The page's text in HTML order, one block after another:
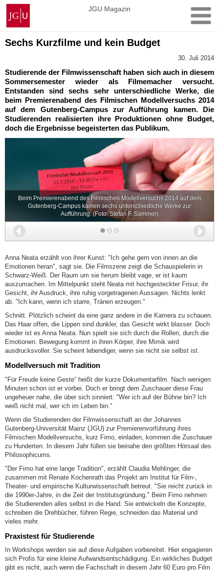
Zum
Inhalt
springen
Johannes
Gutenberg-
Universität
Mainz
JGU Magazin
Sechs Kurzfilme und kein Budget
30. Juli 2014
Studierende der Filmwissenschaft haben sich auch in diesem
Sommersemester wieder als Filmemacher versucht.
Entstanden sind sechs sehr unterschiedliche Werke, die
beim Premierenabend des Filmischen Modellversuchs 2014
auf dem Gutenberg-Campus zur Aufführung kamen. Die
Studierenden realisierten ihre Produktionen ohne Budget,
doch die Ergebnisse begeisterten das Publikum.
Beim Premierenabend des Filmischen Modellversuchs 2014 auf dem
Gutenberg-Campus kamen sechs unterschiedliche Werke zur
Aufführung. (Foto: Stefan F. Sämmer)
Zurück
Anna Neata erzählt von ihrer Kunst: "Ich gehe gern von innen an die
Emotionen heran", sagt sie. Die Filmszene zeigt die Schauspielerin in
Schwarz-Weiß. Der Raum um sie herum bleibt vage, er ist kaum
auszumachen. Im Mittelpunkt steht Neata mit hochgesteckter Frisur, ihr
Gesicht, ihr Ausdruck, ihre ruhig vorgetragenen Aussagen. Nichts lenkt
ab. "Ich kann, wenn ich starre, Tränen erzeugen."
Schnitt. Plötzlich scheint da eine ganz andere in die Kamera zu schauen.
Das Haar offen, die Lippen sind dunkler, das Gesicht wirkt blasser. Doch
wieder ist es Anna Neata. Nun spielt sie sich durch die Rollen, durch die
Emotionen. Bewegung kommt in ihren Körper, ihre Mimik wird
ausdrucksvoller. Sie scheint lebendiger, wenn sie nicht sie selbst ist.
Modellversuch mit Tradition
"Für Freude keine Geste“ heißt der kurze Dokumentarfilm. Nach wenigen
Minuten schon ist er vorbei. Doch er bringt dem Zuschauer diese Frau
ungeheuer nahe, die über sich sinniert: "Wer ich auf der Bühne bin? Ich
weiß nicht mal, wer ich im Leben bin."
Wenn die Studierenden der Filmwissenschaft an der Johannes
Gutenberg-Universität Mainz (JGU) zur Premierenvorführung ihres
Filmischen Modellversuchs, kurz Fimo, einladen, kommen die Zuschauer
zu Hunderten. In diesem Jahr füllen sie beinahe den größten Hörsaal des
Philosophicums.
"Der Fimo hat eine lange Tradition", erzählt Claudia Mehlinger, die
zusammen mit Renate Kochenrath das Projekt am Institut für Film-,
Theater- und empirische Kulturwissenschaft betreut. "Sie reicht zurück in
die 1990er-Jahre, in die Zeit der Institutsgründung." Beim Fimo nehmen
die Studierenden alles selbst in die Hand. Sie entwickeln die Konzepte,
schreiben die Drehbücher, führen Regie, schneiden das Material und
vieles mehr.
Praxistest für Studierende
In Workshops werden sie auf diese Aufgaben vorbereitet. Hier engagieren
sich Profis für eine kleine Aufwandsentschädigung. Ein wirkliches Budget
gibt es nicht, auch wenn die Fachschaft in diesem Jahr 60 Euro pro Film